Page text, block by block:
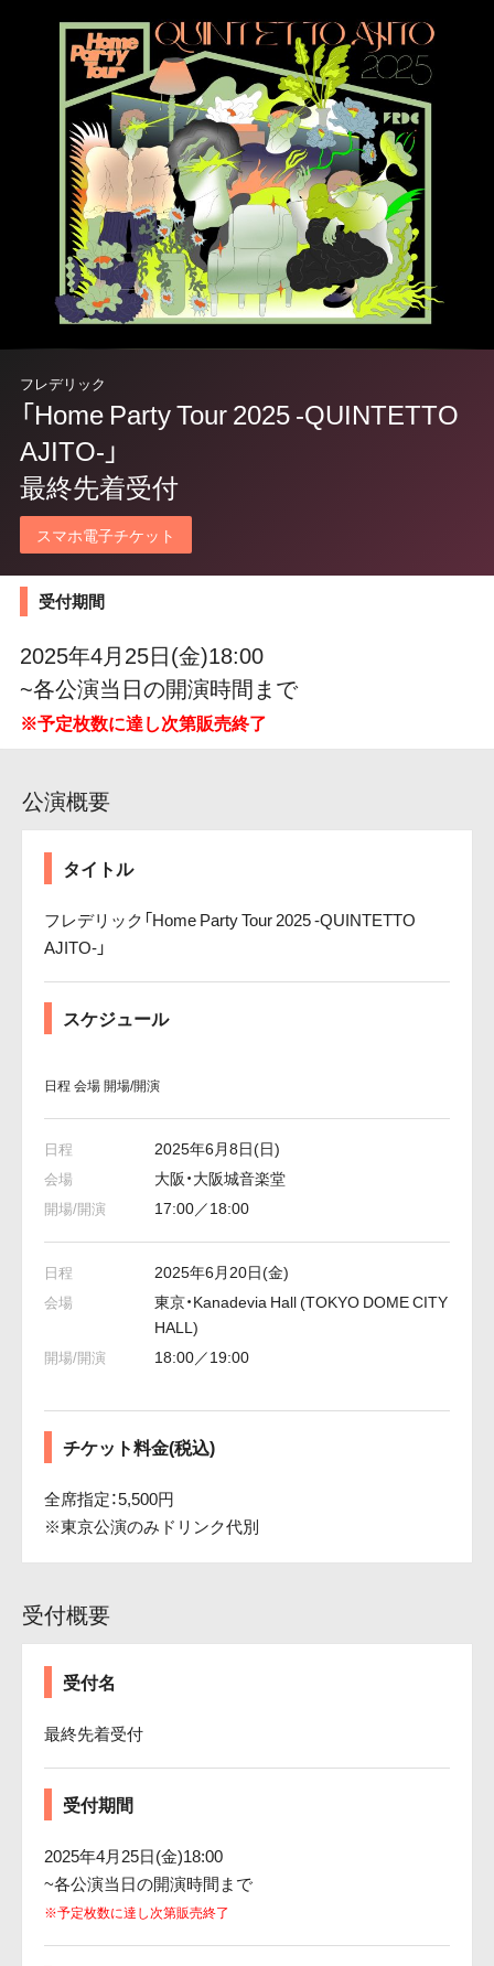
フレデリック
「Home Party Tour 2025 -QUINTETTO
AJITO-」
最終先着受付
スマホ電子チケット
受付期間
2025年4月25日(金)18:00
~各公演当日の開演時間まで
※予定枚数に達し次第販売終了
公演概要
タイトル
フレデリック「Home Party Tour 2025 -QUINTETTO
AJITO-」
スケジュール
日程 会場開場/開演
2025年6月8日(日)
大阪・大阪城音楽堂
17:00／18:00
2025年6月20日(金)
東京・Kanadevia Hall (TOKYO DOME CITY
HALL)
18:00／19:00
チケット料金(税込)
全席指定：5,500円
※東京公演のみドリンク代別
受付概要
受付名
最終先着受付
受付期間
2025年4月25日(金)18:00
~各公演当日の開演時間まで
※予定枚数に達し次第販売終了